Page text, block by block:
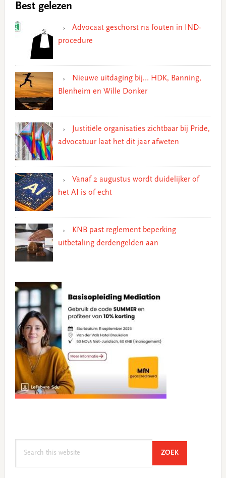
Best gelezen
Advocaat geschorst na fouten in IND-
procedure
Nieuwe uitdaging bij… HDK, Banning,
Blenheim en Wille Donker
Justitiële organisaties zichtbaar bij Pride,
advocatuur laat het dit jaar afweten
Vanaf 2 augustus wordt duidelijker of
het AI is of echt
KNB past reglement beperking
uitbetaling derdengelden aan
ZOEKSEARCH